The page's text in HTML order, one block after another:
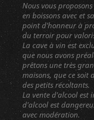
Nous vous
en boissons avec et
point d'honneur à
du terroir pour
La cave à vin est
que nous avons
prêtons une très
maisons, que ce soit
des petits récoltants.
La vente d'alcool est
d'alcool est
avec modération.